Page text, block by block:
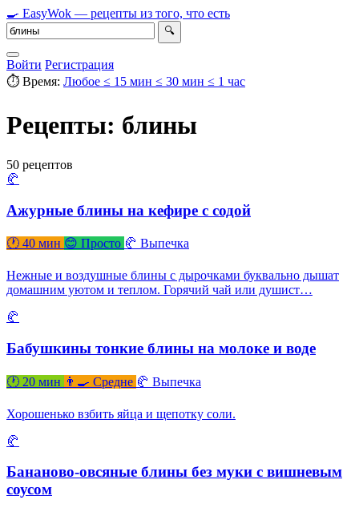
🍳 EasyWok — рецепты из того, что есть
🔍
Войти Регистрация
⏱ Время: Любое ≤ 15 мин ≤ 30 мин ≤ 1 час
Рецепты: блины
50 рецептов
🥐
Ажурные блины на кефире с содой
🕐 40 мин 😊 Просто 🥐 Выпечка
Нежные и воздушные блины с дырочками буквально дышат
домашним уютом и теплом. Горячий чай или душист…
🥐
Бабушкины тонкие блины на молоке и воде
🕐 20 мин 👨‍🍳 Средне 🥐 Выпечка
Хорошенько взбить яйца и щепотку соли.
🥐
Бананово-овсяные блины без муки с вишневым
соусом